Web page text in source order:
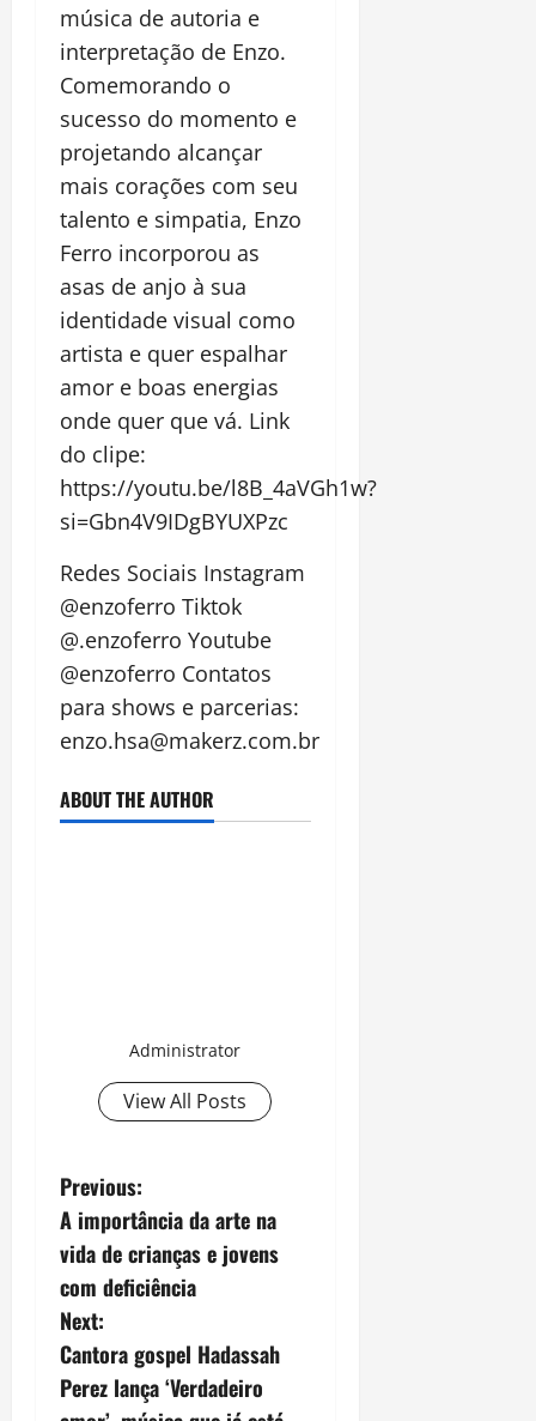
música de autoria e
interpretação de Enzo.
Comemorando o
sucesso do momento e
projetando alcançar
mais corações com seu
talento e simpatia, Enzo
Ferro incorporou as
asas de anjo à sua
identidade visual como
artista e quer espalhar
amor e boas energias
onde quer que vá. Link
do clipe:
https://youtu.be/l8B_4aVGh1w?
si=Gbn4V9IDgBYUXPzc
Redes Sociais Instagram
@enzoferro Tiktok
@.enzoferro Youtube
@enzoferro Contatos
para shows e parcerias:
enzo.hsa@makerz.com.br
ABOUT THE AUTHOR
Administrator
View All Posts
P
o
s
t
n
Previous:
A importância da arte na
vida de crianças e jovens
com deficiência
Next:
Cantora gospel Hadassah
Perez lança ‘Verdadeiro